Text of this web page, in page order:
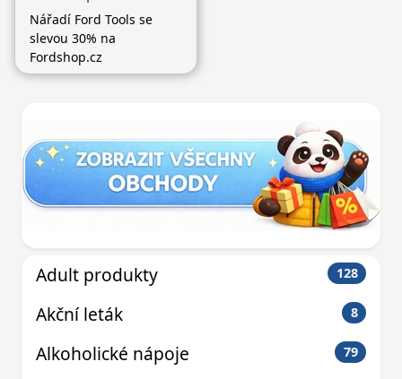
Nářadí Ford Tools se
slevou 30% na
Fordshop.cz
Adult produkty 128
Akční leták 8
Alkoholické nápoje 79